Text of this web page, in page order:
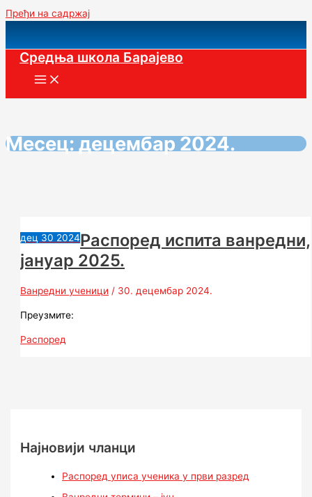
Пређи на садржај
Средња школа Барајево
Месец:децембар 2024.
дец 30 2024Распоред испита ванредни,
јануар 2025.
Ванредни ученици / 30. децембар 2024.
Преузмите:
Распоред
Најновији чланци
Распоред уписа ученика у први разред